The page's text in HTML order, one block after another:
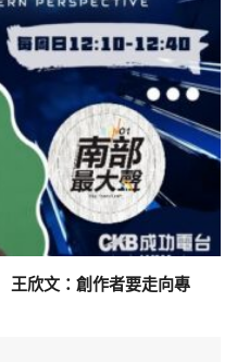
王欣文：創作者要走向專